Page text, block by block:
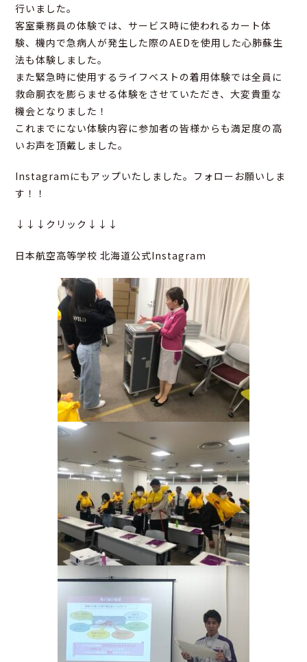
行いました。
客室乗務員の体験では、サービス時に使われるカート体
験、機内で急病人が発生した際のAEDを使用した心肺蘇生
法も体験しました。
また緊急時に使用するライフベストの着用体験では全員に
救命胴衣を膨らませる体験をさせていただき、大変貴重な
機会となりました！
これまでにない体験内容に参加者の皆様からも満足度の高
いお声を頂戴しました。
Instagramにもアップいたしました。フォローお願いしま
す！！
↓↓↓クリック↓↓↓
日本航空高等学校 北海道公式Instagram